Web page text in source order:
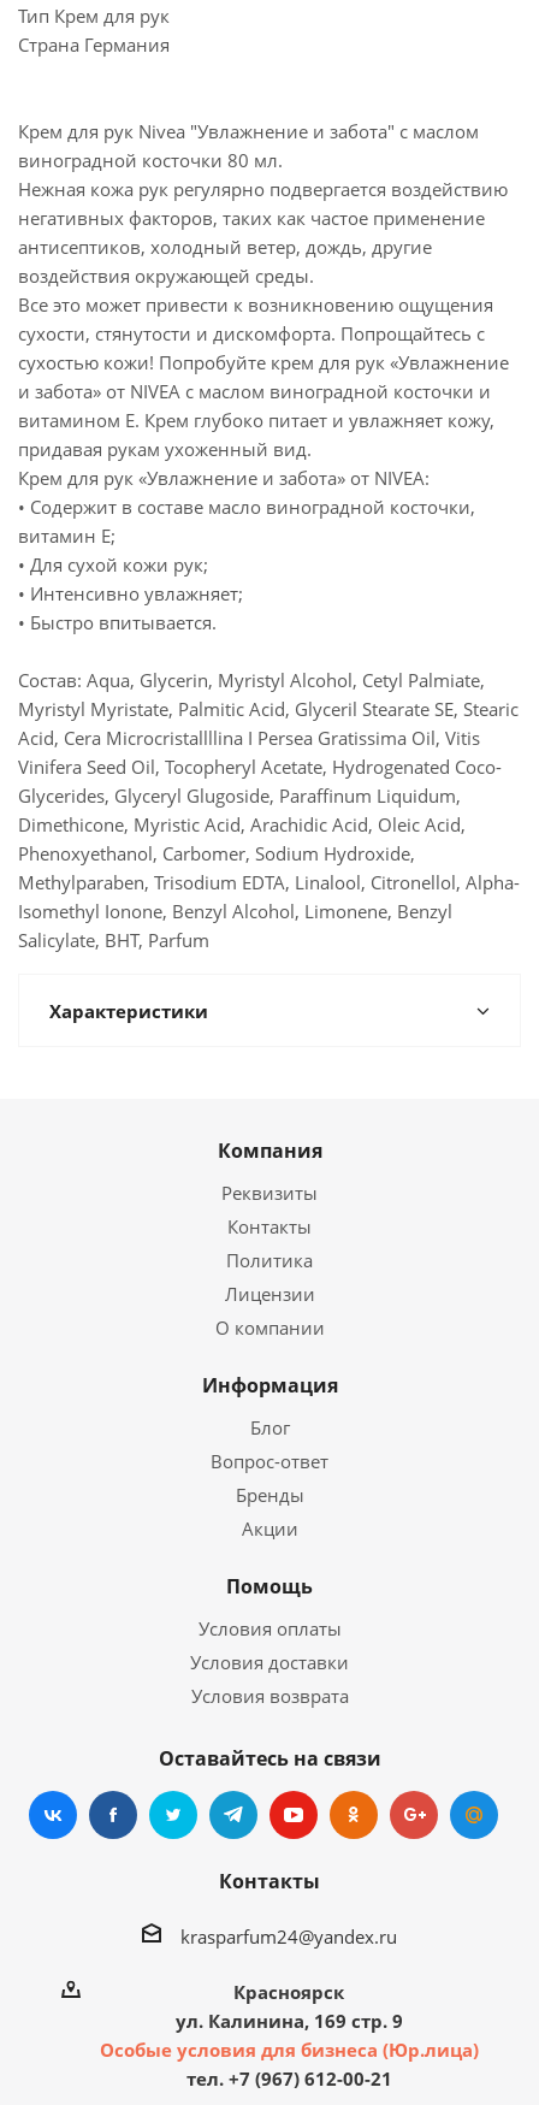
Тип Крем для рук
Страна Германия
Крем для рук Nivea "Увлажнение и забота" с маслом
виноградной косточки 80 мл.
Нежная кожа рук регулярно подвергается воздействию
негативных факторов, таких как частое применение
антисептиков, холодный ветер, дождь, другие
воздействия окружающей среды.
Все это может привести к возникновению ощущения
сухости, стянутости и дискомфорта. Попрощайтесь с
сухостью кожи! Попробуйте крем для рук «Увлажнение
и забота» от NIVEA с маслом виноградной косточки и
витамином Е. Крем глубоко питает и увлажняет кожу,
придавая рукам ухоженный вид.
Крем для рук «Увлажнение и забота» от NIVEA:
• Содержит в составе масло виноградной косточки,
витамин Е;
• Для сухой кожи рук;
• Интенсивно увлажняет;
• Быстро впитывается.
Состав: Aqua, Glycerin, Myristyl Alcohol, Cetyl Palmiate,
Myristyl Myristate, Palmitic Acid, Glyceril Stearate SE, Stearic
Acid, Cera Microcristallllina I Persea Gratissima Oil, Vitis
Vinifera Seed Oil, Tocopheryl Acetate, Hydrogenated Coco-
Glycerides, Glyceryl Glugoside, Paraffinum Liquidum,
Dimethicone, Myristic Acid, Arachidic Acid, Oleic Acid,
Phenoxyethanol, Carbomer, Sodium Hydroxide,
Methylparaben, Trisodium EDTA, Linalool, Citronellol, Alpha-
Isomethyl Ionone, Benzyl Alcohol, Limonene, Benzyl
Salicylate, BHT, Parfum
Характеристики
Компания
Реквизиты
Контакты
Политика
Лицензии
О компании
Информация
Блог
Вопрос-ответ
Бренды
Акции
Помощь
Условия оплаты
Условия доставки
Условия возврата
Оставайтесь на связи
Контакты
krasparfum24@yandex.ru
Красноярск
ул. Калинина, 169 стр. 9
Особые условия для бизнеса (Юр.лица)
тел. +7 (967) 612-00-21